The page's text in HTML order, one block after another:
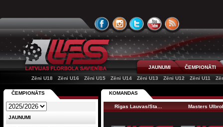
JAUNUMI
ČEMPIONĀTI
Zēni U18
Zēni U16 Zēni U15 Zēni U14 Zēni U13 Zēni U12 Zēni U11
KOMANDAS
Rīgas Lauvas/Sta… Masters
ČEMPIONĀTS
JAUNUMI